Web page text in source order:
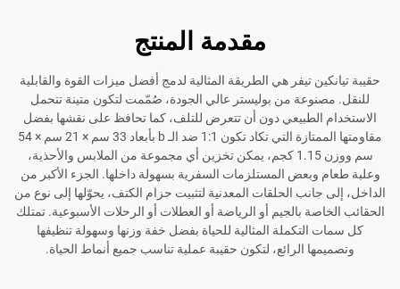
مقدمة المنتج
تيفر هي الطريقة المثالية لدمج أفضل ميزات القوة والقابلية
من بوليستر عالي الجودة، صُمّمت لتكون متينة تتحمل
الطبيعي دون أن تتعرض للتلف، كما تحافظ على نقشها بفضل
مقاومتها الممتازة التي تكاد تكون 1:1 ضد الـ b بأبعاد 33 سم × 21 سم × 54
سم ووزن 1.15 كجم، يمكن تخزين أي مجموعة من الملابس والأحذية،
وبعض المستلزمات السفرية بسهولة داخلها. الجزء الأكبر من
جانب الحلقات المعدنية لتثبيت حزام الكتف، يحوّلها إلى نوع من
بالجيم أو الرياضة أو العطلات أو الرحلات الأسبوعية. تمتلك
التكملة المثالية للحياة بفضل خفة وزنها وسهولة تنظيفها
الرائع، لتكون حقيبة عملية تناسب جميع أنماط الحياة.